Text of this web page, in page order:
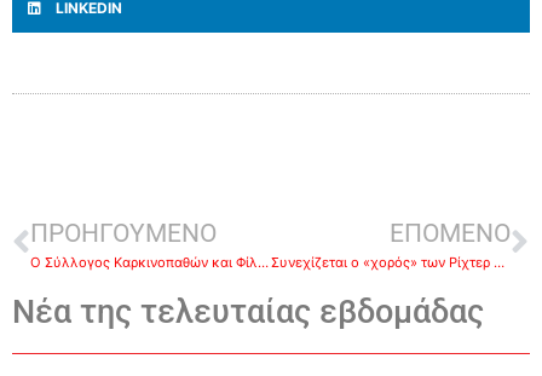
LINKEDIN
ΠΡΟΗΓΟΥΜΕΝΟ
Ο Σύλλογος Καρκινοπαθών και Φίλων Αργολίδας συγκεντρώνει τρόφιμα, για τους ανθρώπους που παλεύουν με τη ασθένεια
ΕΠΟΜΕΝΟ
Συνεχίζεται ο «χορός» των Ρίχτερ στην Εύβοια μετά τα 4,8-Λέκκας: «Δεν υπάρχει εμφανές ρήγμα στην περιοχή»
Νέα της τελευταίας εβδομάδας